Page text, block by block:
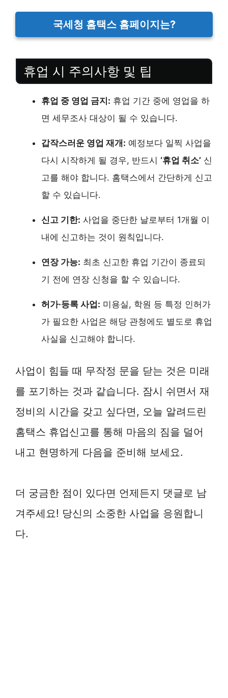
국세청 홈택스 홈페이지는?
휴업 시 주의사항 및 팁
휴업 중 영업 금지: 휴업 기간 중에 영업을 하
면 세무조사 대상이 될 수 있습니다.
갑작스러운 영업 재개: 예정보다 일찍 사업을
다시 시작하게 될 경우, 반드시 ‘휴업 취소’ 신
고를 해야 합니다. 홈택스에서 간단하게 신고
할 수 있습니다.
신고 기한: 사업을 중단한 날로부터 1개월 이
내에 신고하는 것이 원칙입니다.
연장 가능: 최초 신고한 휴업 기간이 종료되
기 전에 연장 신청을 할 수 있습니다.
허가·등록 사업: 미용실, 학원 등 특정 인허가
가 필요한 사업은 해당 관청에도 별도로 휴업
사실을 신고해야 합니다.
사업이 힘들 때 무작정 문을 닫는 것은 미래
를 포기하는 것과 같습니다. 잠시 쉬면서 재
정비의 시간을 갖고 싶다면, 오늘 알려드린
홈택스 휴업신고를 통해 마음의 짐을 덜어
내고 현명하게 다음을 준비해 보세요.
더 궁금한 점이 있다면 언제든지 댓글로 남
겨주세요! 당신의 소중한 사업을 응원합니
다.